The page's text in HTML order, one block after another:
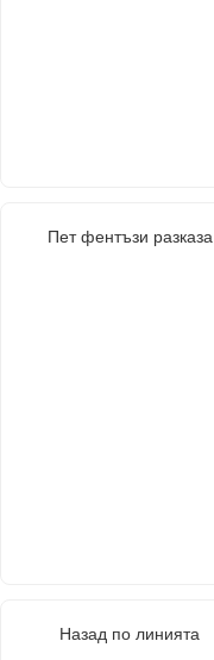
Пет фентъзи разказа
Назад по линията